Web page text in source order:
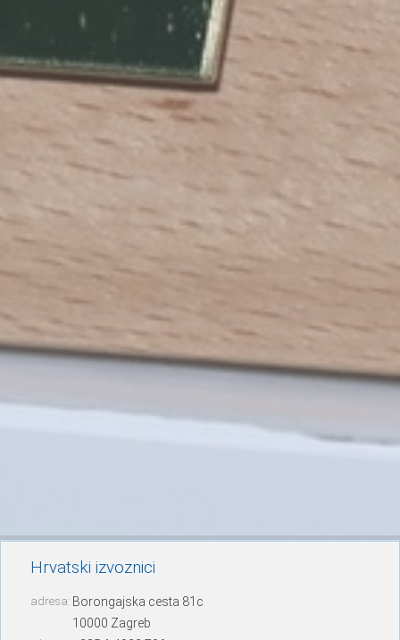
Hrvatski izvoznici
adresa: Borongajska cesta 81c
10000 Zagreb